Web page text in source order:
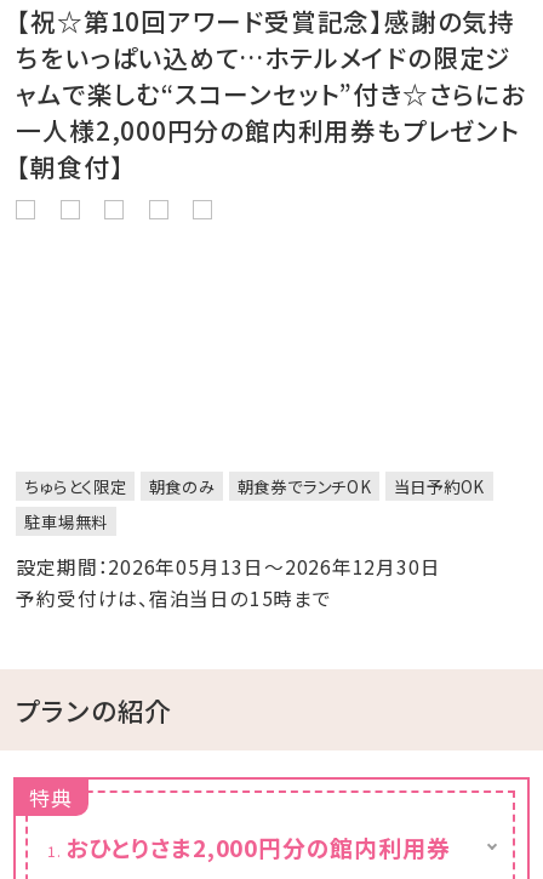
【祝☆第10回アワード受賞記念】感謝の気持
ちをいっぱい込めて…ホテルメイドの限定ジ
ャムで楽しむ“スコーンセット”付き☆さらにお
一人様2,000円分の館内利用券もプレゼント
【朝食付】
ちゅらとく限定 朝食のみ 朝食券でランチOK
当日予約OK
駐車場無料
設定期間：2026年05月13日～2026年12月30日
予約受付けは、宿泊当日の15時まで
プランの紹介
特典
おひとりさま2,000円分の館内利用券